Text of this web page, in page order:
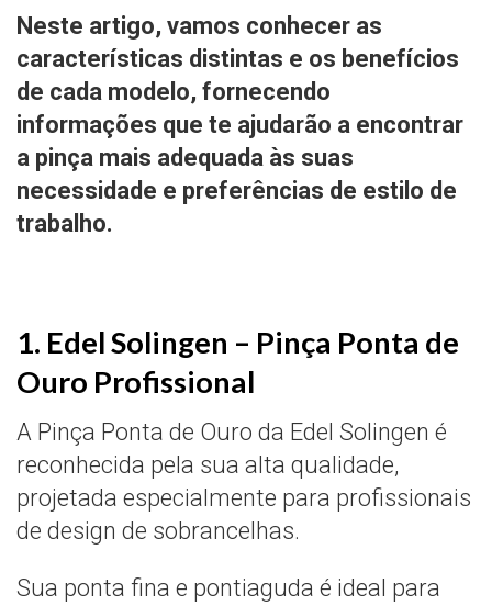
Neste artigo, vamos conhecer as
características distintas e os benefícios
de cada modelo, fornecendo
informações que te ajudarão a encontrar
a pinça mais adequada às suas
necessidade e preferências de estilo de
trabalho.
1. Edel Solingen – Pinça Ponta de
Ouro Profissional
A Pinça Ponta de Ouro da Edel Solingen é
reconhecida pela sua alta qualidade,
projetada especialmente para profissionais
de design de sobrancelhas.
Sua ponta fina e pontiaguda é ideal para